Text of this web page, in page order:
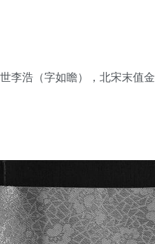
浩（字如瞻），北宋末值